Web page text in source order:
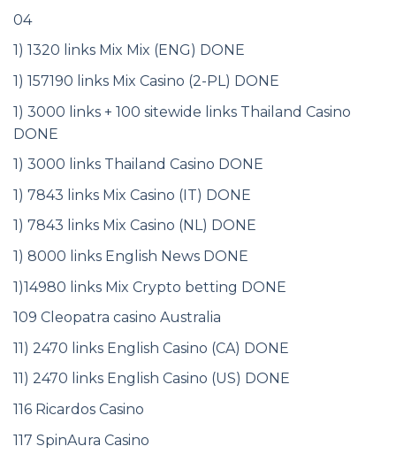
04
1) 1320 links Mix Mix (ENG) DONE
1) 157190 links Mix Casino (2-PL) DONE
1) 3000 links + 100 sitewide links Thailand Casino
DONE
1) 3000 links Thailand Casino DONE
1) 7843 links Mix Casino (IT) DONE
1) 7843 links Mix Casino (NL) DONE
1) 8000 links English News DONE
1)14980 links Mix Crypto betting DONE
109 Cleopatra casino Australia
11) 2470 links English Casino (CA) DONE
11) 2470 links English Casino (US) DONE
116 Ricardos Casino
117 SpinAura Casino